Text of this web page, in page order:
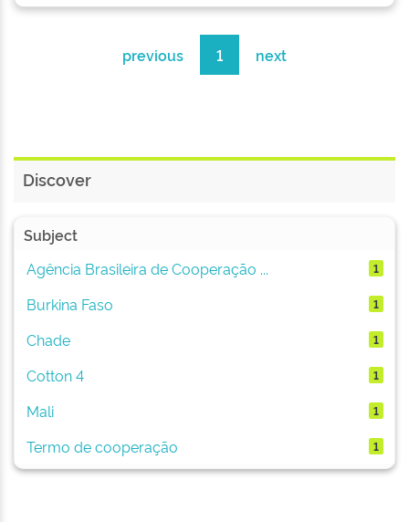
previous 1 next
Discover
Subject
Agência Brasileira de Cooperação ...
1
Burkina Faso 1
Chade 1
Cotton 4 1
Mali 1
Termo de cooperação 1